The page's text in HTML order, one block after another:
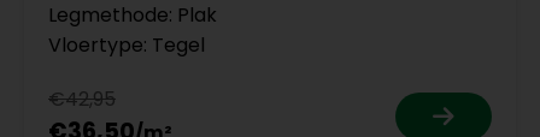
Legmethode: Plak
Vloertype: Tegel
€42,95